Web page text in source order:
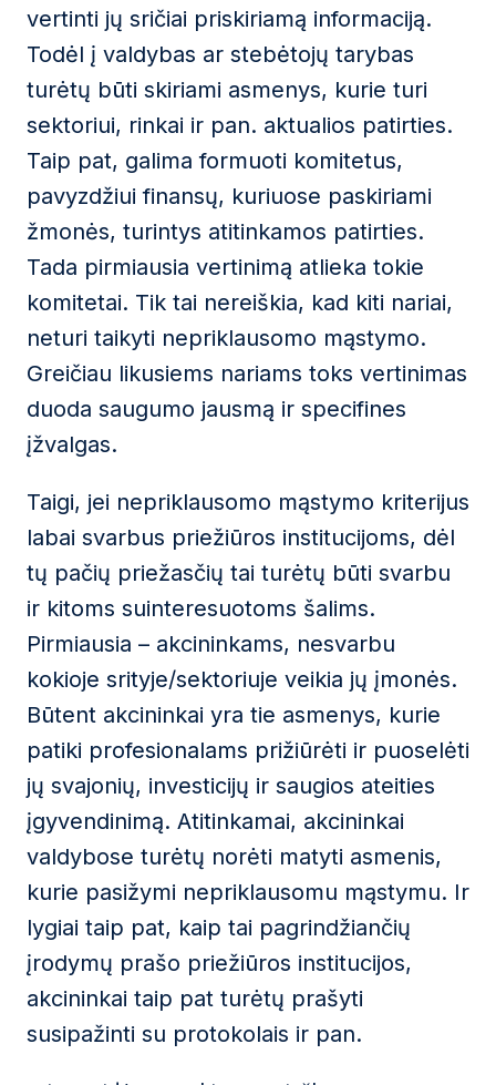
vertinti jų sričiai priskiriamą informaciją.
Todėl į valdybas ar stebėtojų tarybas
turėtų būti skiriami asmenys, kurie turi
sektoriui, rinkai ir pan. aktualios patirties.
Taip pat, galima formuoti komitetus,
pavyzdžiui finansų, kuriuose paskiriami
žmonės, turintys atitinkamos patirties.
Tada pirmiausia vertinimą atlieka tokie
komitetai. Tik tai nereiškia, kad kiti nariai,
neturi taikyti nepriklausomo mąstymo.
Greičiau likusiems nariams toks vertinimas
duoda saugumo jausmą ir specifines
įžvalgas.
Taigi, jei nepriklausomo mąstymo kriterijus
labai svarbus priežiūros institucijoms, dėl
tų pačių priežasčių tai turėtų būti svarbu
ir kitoms suinteresuotoms šalims.
Pirmiausia – akcininkams, nesvarbu
kokioje srityje/sektoriuje veikia jų įmonės.
Būtent akcininkai yra tie asmenys, kurie
patiki profesionalams prižiūrėti ir puoselėti
jų svajonių, investicijų ir saugios ateities
įgyvendinimą. Atitinkamai, akcininkai
valdybose turėtų norėti matyti asmenis,
kurie pasižymi nepriklausomu mąstymu. Ir
lygiai taip pat, kaip tai pagrindžiančių
įrodymų prašo priežiūros institucijos,
akcininkai taip pat turėtų prašyti
susipažinti su protokolais ir pan.